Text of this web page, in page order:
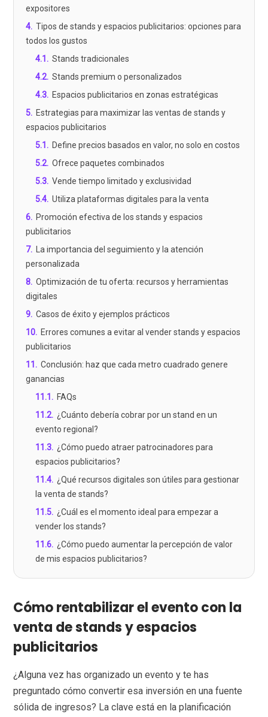
expositores
4. Tipos de stands y espacios publicitarios: opciones para
todos los gustos
4.1 . Stands tradicionales
4.2. Stands premium o personalizados
4.3. Espacios publicitarios en zonas estratégicas
5. Estrategias para maximizar las ventas de stands y
espacios publicitarios
5.1 . Define precios basados en valor, no solo en costos
5.2. Ofrece paquetes combinados
5.3. Vende tiempo limitado y exclusividad
5.4. Utiliza plataformas digitales para la venta
6. Promoción efectiva de los stands y espacios
publicitarios
7. La importancia del seguimiento y la atención
personalizada
8. Optimización de tu oferta: recursos y herramientas
digitales
9. Casos de éxito y ejemplos prácticos
10. Errores comunes a evitar al vender stands y espacios
publicitarios
11 . Conclusión: haz que cada metro cuadrado genere
ganancias
11.1 . FAQs
11.2. ¿Cuánto debería cobrar por un stand en un
evento regional?
11.3. ¿Cómo puedo atraer patrocinadores para
espacios publicitarios?
11.4. ¿Qué recursos digitales son útiles para gestionar
la venta de stands?
11.5. ¿Cuál es el momento ideal para empezar a
vender los stands?
11.6. ¿Cómo puedo aumentar la percepción de valor
de mis espacios publicitarios?
Cómo rentabilizar el evento con la
venta de stands y espacios
publicitarios
¿Alguna vez has organizado un evento y te has
preguntado cómo convertir esa inversión en una fuente
sólida de ingresos? La clave está en la planificación